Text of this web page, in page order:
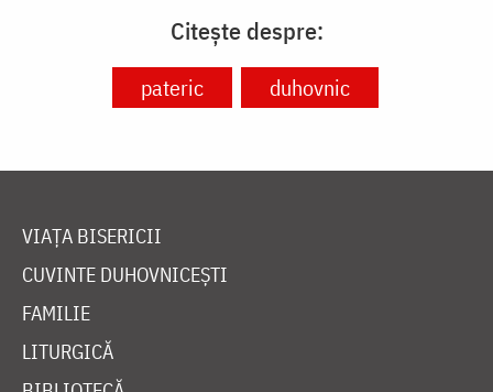
Citește despre:
pateric duhovnic
VIAȚA BISERICII
CUVINTE DUHOVNICEȘTI
FAMILIE
LITURGICĂ